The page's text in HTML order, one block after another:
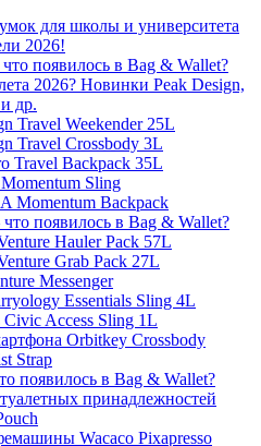
для школы и университета
2026!
появилось в Bag & Wallet?
2026? Новинки Peak Design,
др.
Travel Weekender 25L
Travel Crossbody 3L
Travel Backpack 35L
Sling
Momentum Backpack
появилось в Bag & Wallet?
Hauler Pack 57L
Grab Pack 27L
Messenger
Essentials Sling 4L
Access Sling 1L
Orbitkey Crossbody
Strap
появилось в Bag & Wallet?
принадлежностей
Wacaco Pixapresso